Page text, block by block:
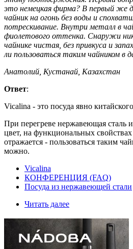
это немецкая фирма? В первый же
чайник на огонь без воды и
потрескивание. Внутри металл в
фиолетового оттенка. Снаружи
чайнике чистая, без привкуса и
ли пользоваться таким чайником в
Анатолий, Кустанай, Казахстан
Ответ:
Vicalina - это посуда явно
При перегреве нержавеющая сталь
цвет, на функциональных
отражается - пользоваться таким
можно.
Vicalina
КОНФЕРЕНЦИЯ (FAQ)
Посуда из нержавеющей стали
Читать далее